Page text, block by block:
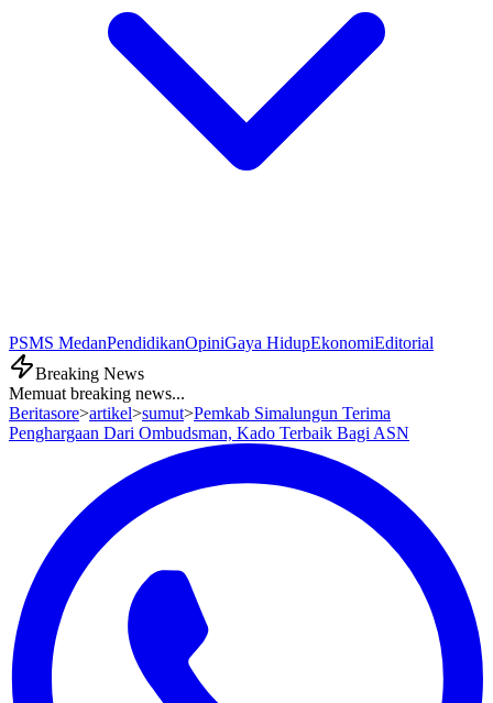
PSMS MedanPendidikanOpiniGaya HidupEkonomiEditorial
Breaking News
Memuat breaking news...
Beritasore>artikel>sumut>Pemkab Simalungun Terima
Penghargaan Dari Ombudsman, Kado Terbaik Bagi ASN